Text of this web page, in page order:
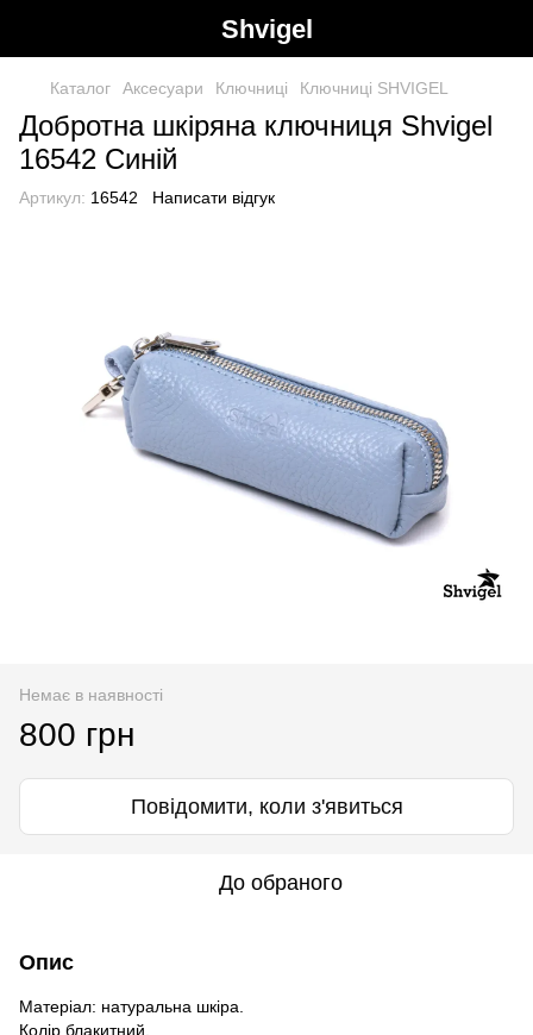
Shvigel
Каталог Аксесуари Ключниці Ключниці SHVIGEL
Добротна шкіряна ключниця Shvigel
16542 Синій
Артикул: 16542 Написати відгук
Немає в наявності
800 грн
Повідомити, коли з'явиться
До обраного
Опис
Матеріал: натуральна шкіра.
Колір блакитний.